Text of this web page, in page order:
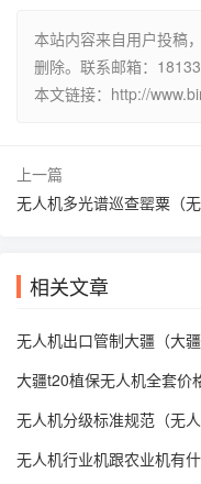
本站内容来自用户投稿
删除。联系邮箱：
本文链接：http://
上一篇
相关文章
无人机分级标准规范（无人